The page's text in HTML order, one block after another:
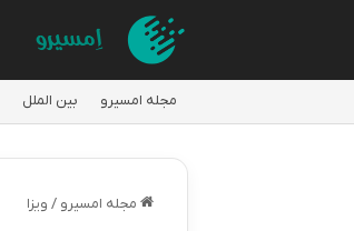
مجله امسیرو بین الملل
مجله امسیرو / ویزا